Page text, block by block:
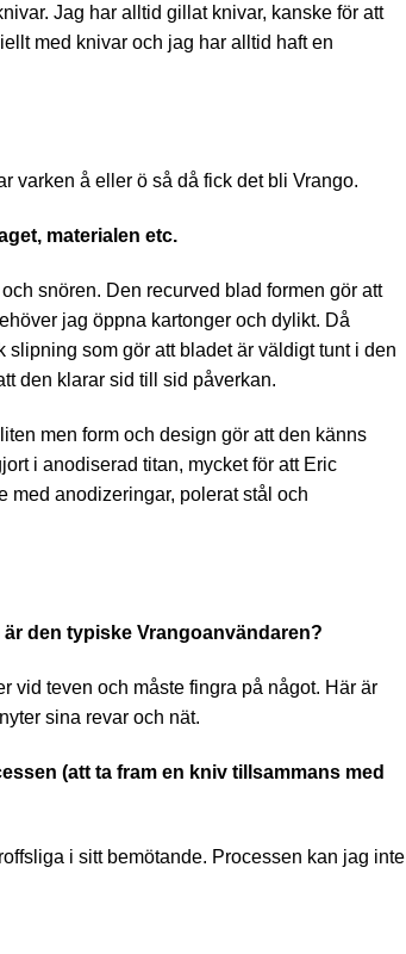
Jag har alltid gillat knivar, kanske för att
med knivar och jag har alltid haft en
varken å eller ö så då fick det bli Vrango.
materialen etc.
snören. Den recurved blad formen gör att
jag öppna kartonger och dylikt. Då
som gör att bladet är väldigt tunt i den
den klarar sid till sid påverkan.
men form och design gör att den känns
i anodiserad titan, mycket för att Eric
med anodizeringar, polerat stål och
den typiske Vrangoanvändaren?
vid teven och måste fingra på något. Här är
sina revar och nät.
(att ta fram en kniv tillsammans med
i sitt bemötande. Processen kan jag inte